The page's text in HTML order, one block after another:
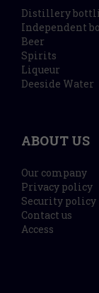
Distillery
Independent
Beer
Spirits
Liqueur
Deeside Water
ABOUT US
Our company
Privacy policy
Security policy
Contact us
Access